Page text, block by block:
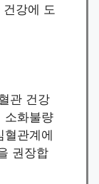
강에 도
관 건강
소화불량
관계에
권장합